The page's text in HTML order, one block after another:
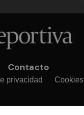
Contacto
privacidad Cookies